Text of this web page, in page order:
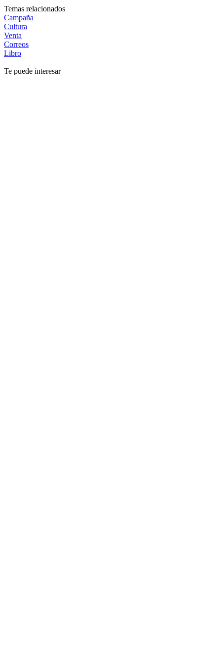
Temas relacionados
Campaña
Cultura
Venta
Correos
Libro
Te puede interesar